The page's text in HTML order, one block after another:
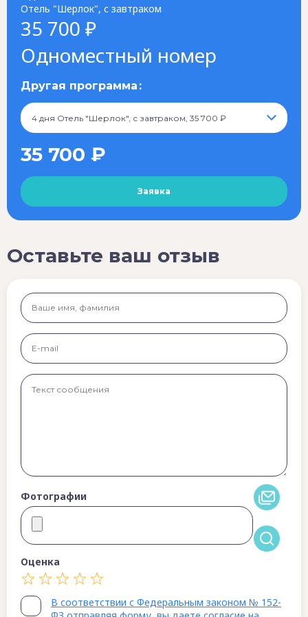
Отель "Шерлок", с завтраком
35 700 ₽
Одноместный номер
Другая программа
4 дня Отель "Шерлок", с завтраком, 35 700 ₽
35 700 ₽
Оставьте ваш отзыв
Фотографии
Оценка
В соответствии с Федеральным законом № 152-